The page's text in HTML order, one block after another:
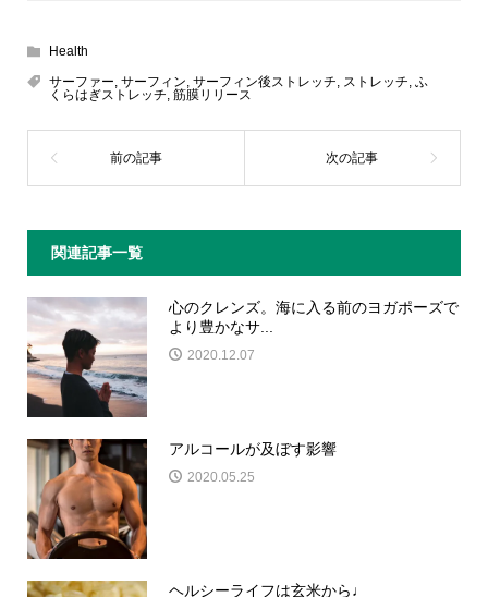
Health
サーファー, サーフィン, サーフィン後ストレッチ, ストレッチ, ふ
くらはぎストレッチ, 筋膜リリース
関連記事一覧
心のクレンズ。海に入る前のヨガポーズで
より豊かなサ...
2020.12.07
アルコールが及ぼす影響
2020.05.25
ヘルシーライフは玄米から♩